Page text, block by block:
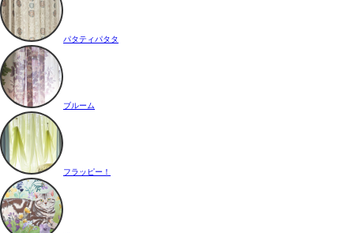
パタティパタタ
ブルーム
フラッピー！